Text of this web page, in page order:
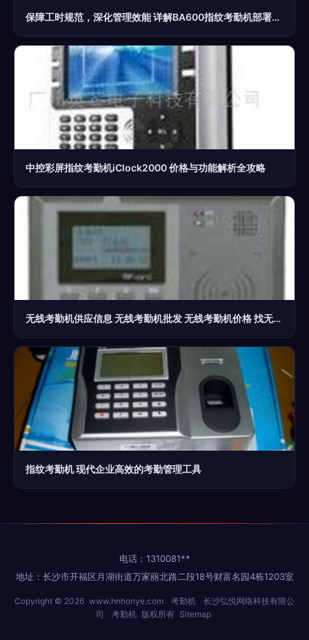
保障工时规范，深化管理效能 详解BA600指纹考勤机部署与应用\r
中控彩屏指纹考勤机iClock2000 价格与功能解析全攻略
无线考勤机供应信息 无线考勤机批发 无线考勤机价格 找无线考勤机产品上
指纹考勤机 现代企业高效的考勤管理工具
电话：1310081**
地址：长沙市开福区月湖街道万家丽北路二段18号财富名园4栋1203室
Copyright © 2026 www.hnhonye.com 考勤机
长沙弘悦网络科技有限公
司
考勤机 版权所有 Sitemap